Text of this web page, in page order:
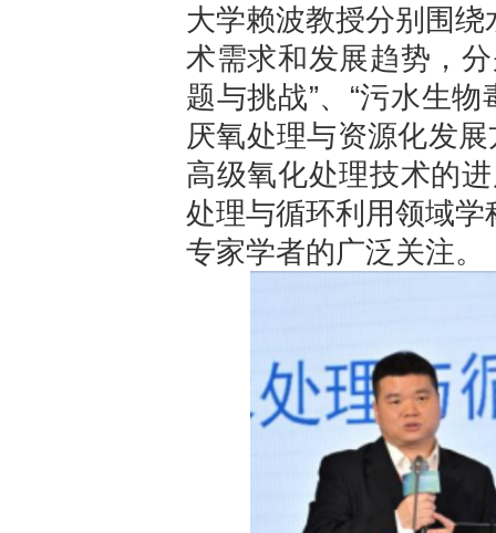
大学赖波教授分别围
术需求和发展趋势，
题与挑战”、“污水生
厌氧处理与资源化发
高级氧化处理技术的
处理与循环利用领域
专家学者的广泛关注。